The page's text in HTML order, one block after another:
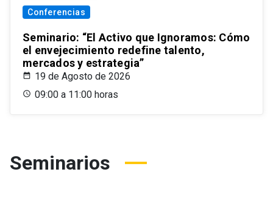
Conferencias
Seminario: “El Activo que Ignoramos: Cómo
el envejecimiento redefine talento,
mercados y estrategia”
19 de Agosto de 2026
09:00 a 11:00 horas
Seminarios